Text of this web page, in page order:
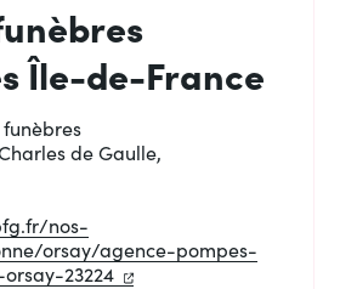
Île-de-France
de Gaulle,
nos-
orsay/agence-pompes-
23224 (ouverture dans un
(ouverture dans un